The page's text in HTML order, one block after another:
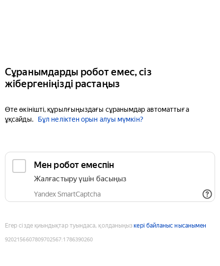
Сұранымдарды робот емес, сіз
жібергеніңізді растаңыз
Өте өкінішті, құрылғыңыздағы сұранымдар автоматтыға
ұқсайды.
Бұл неліктен орын алуы мүмкін?
Мен робот емеспін
Жалғастыру үшін басыңыз
Yandex SmartCaptcha
Егер сізде қиындықтар туындаса, қолданыңыз кері байланыс нысанымен
9202156607809702567:1786390260